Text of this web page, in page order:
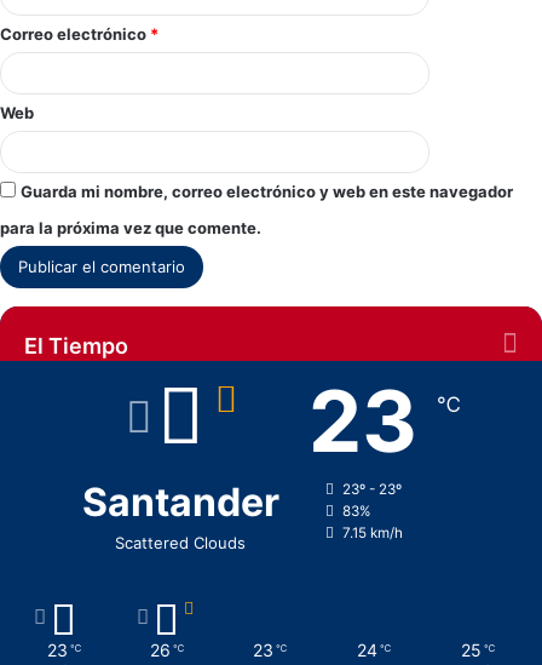
Correo electrónico *
Web
Guarda mi nombre, correo electrónico y web en este navegador
para la próxima vez que comente.
El Tiempo
Santander
Scattered Clouds
23 ℃
23º - 23º
83%
7.15 km/h
23 ℃ 26 ℃ 23 ℃ 24 ℃ 25 ℃